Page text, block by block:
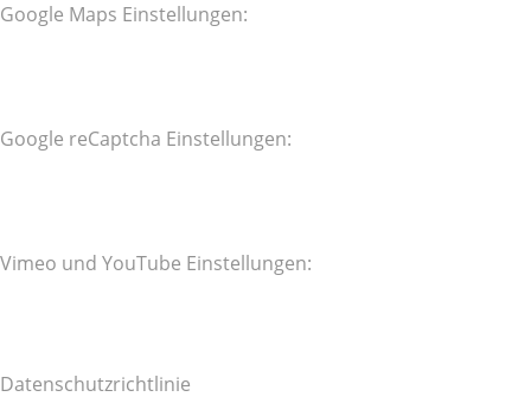
Google Maps Einstellungen:
Google reCaptcha Einstellungen:
Vimeo und YouTube Einstellungen:
Datenschutzrichtlinie